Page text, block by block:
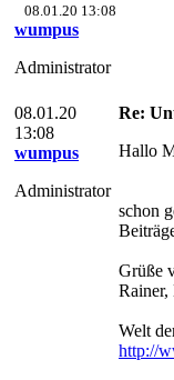
08.01.20 13:08
wumpus
Administrator
08.01.20
13:08
wumpus
Administrator
Re:
Hallo
schon
Grüße
Rainer,
Welt
http://